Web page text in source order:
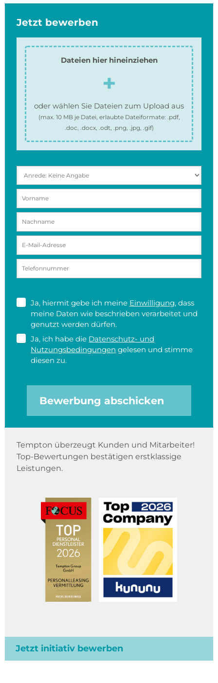
Jetzt bewerben
Dateien hier hineinziehen
oder wählen Sie Dateien zum Upload aus
(max. 10 MBje Datei, erlaubte Dateiformate: .pdf,
.doc, .docx, .odt, .png, .jpg, .gif)
Ja, hiermit gebe ich meine Einwilligung, dass
meine Daten wie beschrieben verarbeitet und
genutzt werden dürfen.
Ja, ich habe die Datenschutz- und
Nutzungsbedingungen gelesen und stimme
diesen zu.
Bewerbung abschicken
Tempton überzeugt Kunden und Mitarbeiter!
Top-Bewertungen bestätigen erstklassige
Leistungen.
Jetzt initiativ bewerben